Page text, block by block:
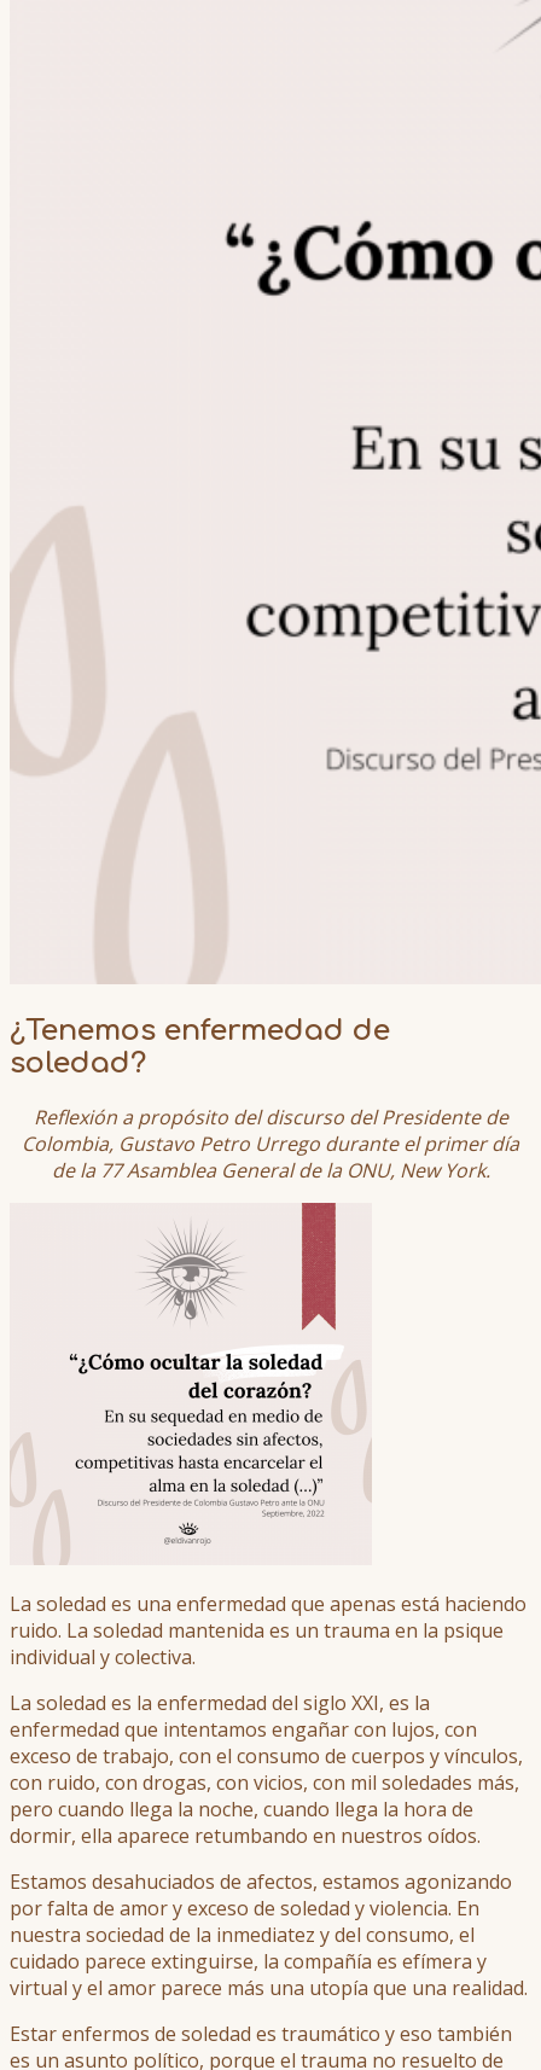
¿Tenemos enfermedad de
soledad?
Reflexión a propósito del discurso del Presidente de
Colombia, Gustavo Petro Urrego durante el primer día
de la 77 Asamblea General de la ONU, New York.
La soledad es una enfermedad que apenas está haciendo
ruido. La soledad mantenida es un trauma en la psique
individual y colectiva.
La soledad es la enfermedad del siglo XXI, es la
enfermedad que intentamos engañar con lujos, con
exceso de trabajo, con el consumo de cuerpos y vínculos,
con ruido, con drogas, con vicios, con mil soledades más,
pero cuando llega la noche, cuando llega la hora de
dormir, ella aparece retumbando en nuestros oídos.
Estamos desahuciados de afectos, estamos agonizando
por falta de amor y exceso de soledad y violencia. En
nuestra sociedad de la inmediatez y del consumo, el
cuidado parece extinguirse, la compañía es efímera y
virtual y el amor parece más una utopía que una realidad.
Estar enfermos de soledad es traumático y eso también
es un asunto político, porque el trauma no resuelto de